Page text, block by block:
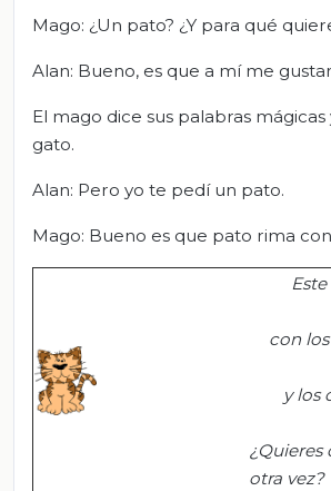
Mago: ¿Un pato? ¿Y para qué
Alan: Bueno, es que a mí me
El mago dice sus palabras
gato.
Alan: Pero yo te pedí un pato.
Mago: Bueno es que pato rima
con
y los
¿Quieres
otra vez?